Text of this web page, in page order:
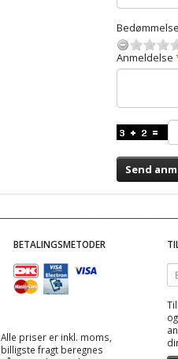
Bedømmelse
Anmeldelse
Send
BETALINGSMETODER
Alle priser er inkl. moms,
billigste fragt beregnes